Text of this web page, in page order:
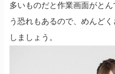
多いものだと作業画面がと
う恐れもあるので、めんど
しましょう。